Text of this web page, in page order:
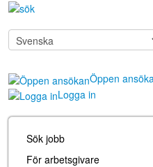
Öppen
Logga in
Sök jobb
För arbetsgivare